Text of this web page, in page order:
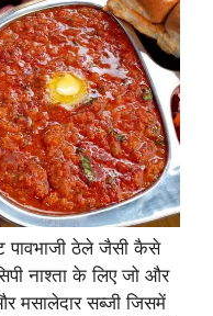
पावभाजी ठेले जैसी कैसे
नाश्ता के लिए जो और
मसालेदार सब्जी जिसमें